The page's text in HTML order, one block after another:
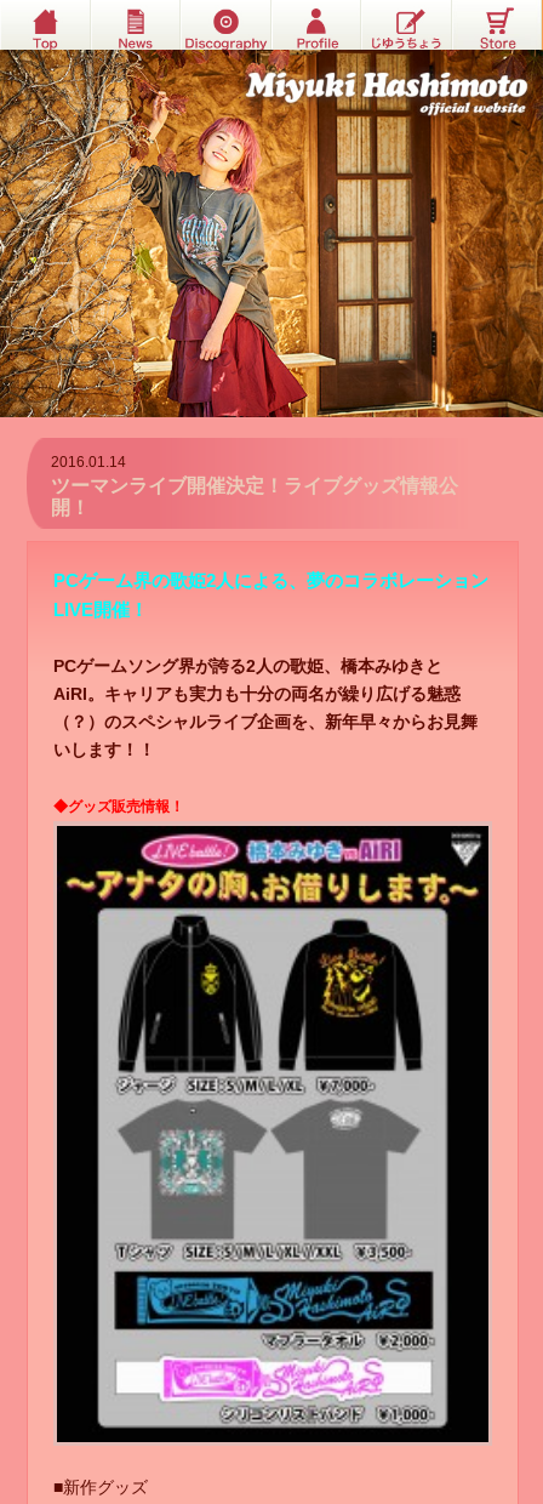
2016.01.14
ツーマンライブ開催決定！ライブグッズ情報公
開！
PCゲーム界の歌姫2人による、夢のコラボレーション
LIVE開催！
PCゲームソング界が誇る2人の歌姫、橋本みゆきと
AiRI。キャリアも実力も十分の両名が繰り広げる魅惑
（？）のスペシャルライブ企画を、新年早々からお見舞
いします！！
◆グッズ販売情報！
■新作グッズ